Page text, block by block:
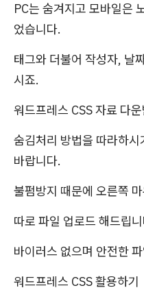
PC는 숨겨지고 모바일은
었습니다.
태그와 더불어 작성자, 날
시죠.
워드프레스 CSS 자료 다
숨김처리 방법을 따라하
바랍니다.
불펌방지 때문에 오른쪽
따로 파일 업로드 해드립
바이러스 없으며 안전한
워드프레스 CSS 활용하기